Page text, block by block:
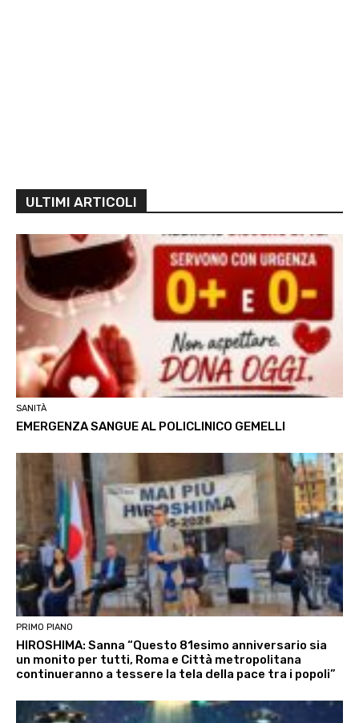
ULTIMI ARTICOLI
SANITÀ
EMERGENZA SANGUE AL POLICLINICO GEMELLI
PRIMO PIANO
HIROSHIMA: Sanna “Questo 81esimo anniversario sia
un monito per tutti, Roma e Città metropolitana
continueranno a tessere la tela della pace tra i popoli”